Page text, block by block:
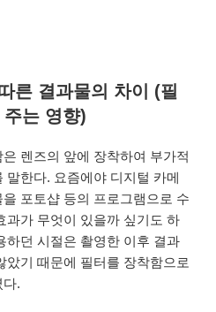
른 결과물의 차이 (필
는 영향)
렌즈의 앞에 장착하여 부가적
말한다. 요즘에야 디지털 카메
포토샵 등의 프로그램으로 수
과가 무엇이 있을까 싶기도 하
하던 시절은 촬영한 이후 결과
았기 때문에 필터를 장착함으로
다.